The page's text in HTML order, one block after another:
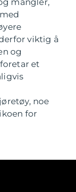
mangler,
viktig å
og
et
noe
for